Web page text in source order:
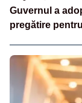
Guvernul a
pregătire